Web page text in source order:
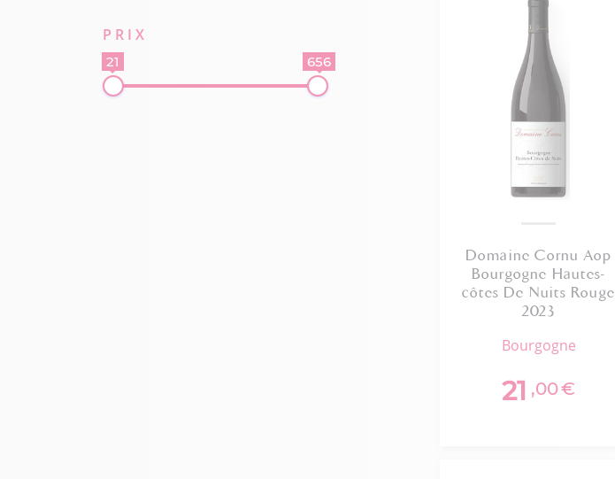
PRIX
21 656
Domaine Cornu Aop
Bourgogne Hautes-
côtes De Nuits Rouge
2023
bourgogne
21 ,00€